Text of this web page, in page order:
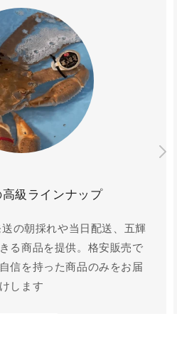
級ラインナップ
の朝採れや当日配送、五輝
る商品を提供。格安販売で
信を持った商品のみをお届
けします